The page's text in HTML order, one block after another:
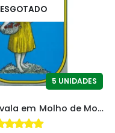
ESGOTADO
5 UNIDADES
Filetes de Cavala em Molho de Mostarda